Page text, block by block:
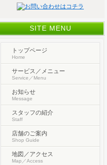
SITE MENU
トップページ
Home
サービス／メニュー
Service／Menu
お知らせ
Message
スタッフの紹介
Staff
店舗のご案内
Shop Guide
地図／アクセス
Map／Access